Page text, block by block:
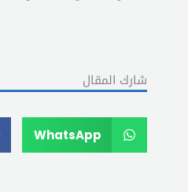
شارك المقال
WhatsApp